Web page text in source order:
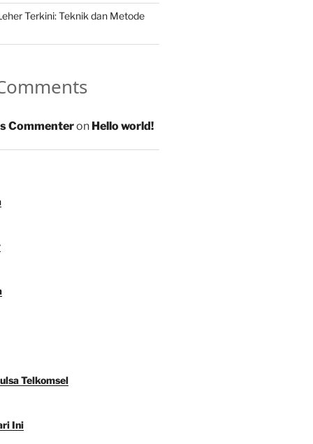
Terkini: Teknik dan Metode
Commenteron Hello world!
Telkomsel
Ini